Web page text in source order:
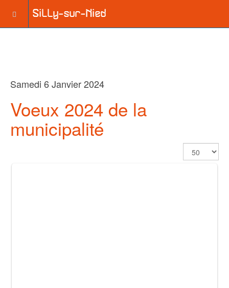
Samedi 6 Janvier 2024
Voeux 2024 de la
municipalité